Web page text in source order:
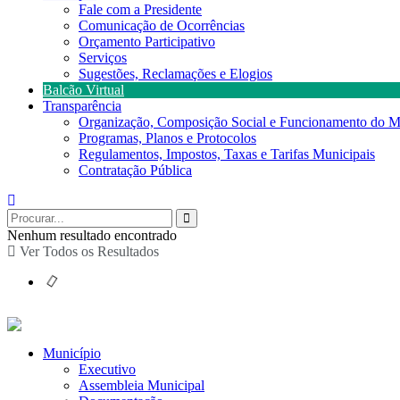
Fale com a Presidente
Comunicação de Ocorrências
Orçamento Participativo
Serviços
Sugestões, Reclamações e Elogios
Balcão Virtual
Transparência
Organização, Composição Social e Funcionamento do
Programas, Planos e Protocolos
Regulamentos, Impostos, Taxas e Tarifas Municipais
Contratação Pública
Nenhum resultado encontrado
Ver Todos os Resultados
Município
Executivo
Assembleia Municipal